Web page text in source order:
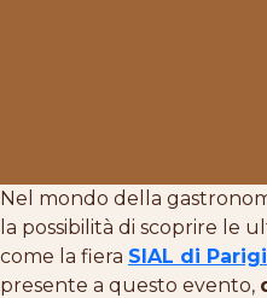
Nel mondo della
la possibilità di scoprire le
come la fiera SIAL di Parigi
presente a questo evento,